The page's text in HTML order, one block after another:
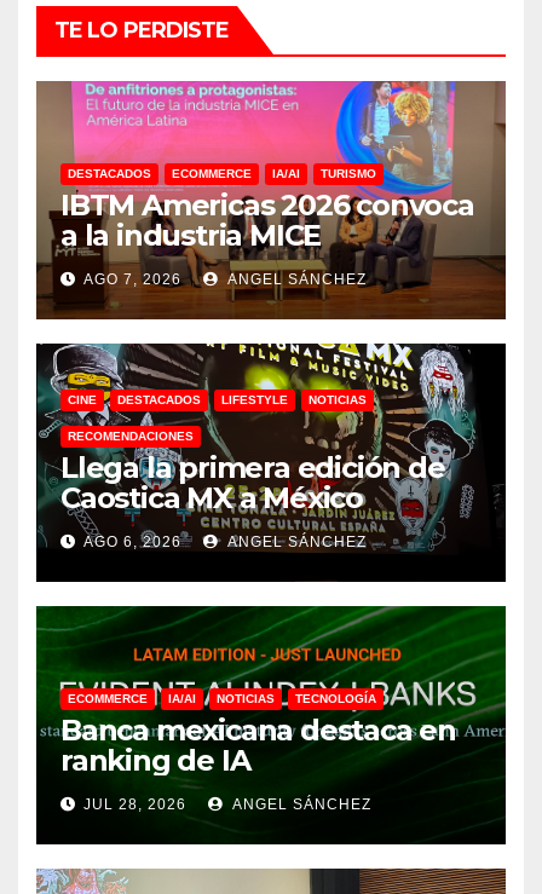
TE LO PERDISTE
DESTACADOS ECOMMERCE IA/AI TURISMO
IBTM Americas 2026 convoca
a la industria MICE
AGO 7, 2026 ANGEL SÁNCHEZ
CINE DESTACADOS LIFESTYLE NOTICIAS
RECOMENDACIONES
Llega la primera edición de
Caostica MX a México
AGO 6, 2026 ANGEL SÁNCHEZ
ECOMMERCE IA/AI NOTICIAS TECNOLOGÍA
Banca mexicana destaca en
ranking de IA
JUL 28, 2026 ANGEL SÁNCHEZ